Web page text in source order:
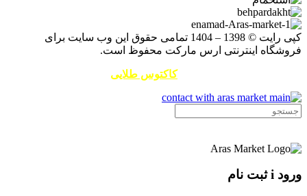
کپی رایت © 1398 – 1404 تمامی حقوق این وب سایت برای
فروشگاه اینترنتی ارس مارکت محفوظ است.
کاکتوس طلایی
ورود i ثبت نام